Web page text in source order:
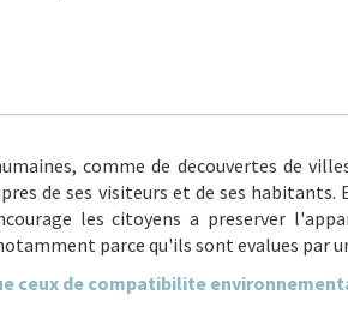
comme de decouvertes de
de ses visiteurs et de ses habitants.
les citoyens a preserver
parce qu'ils sont evalues par
ceux de compatibilite